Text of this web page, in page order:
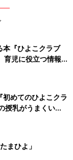
体の発達と同時
いう子どもの意
となく、その子
持ちよくおむつ
ハのさけび
本『ひよこクラブ
児に役立つ情報が
めてのひよこクラ
授乳がうまくい
トラブル 解決テ
まひよ」